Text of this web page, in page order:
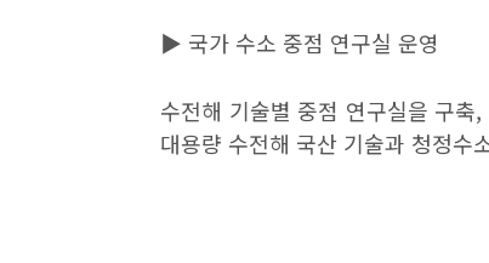
▶ 국가 수소 중점 연구실 운영
수전해 기술별 중점 연구실을 구축,
대용량 수전해 국산 기술과 청정수